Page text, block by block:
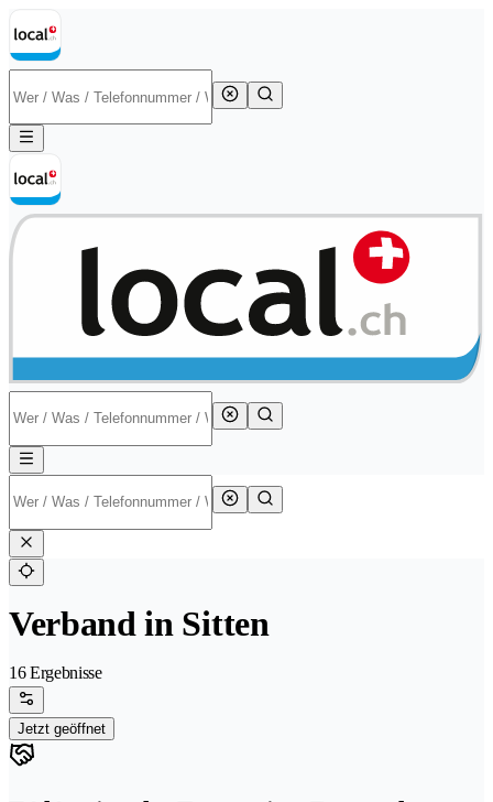
Verband in Sitten
16 Ergebnisse
Jetzt geöffnet